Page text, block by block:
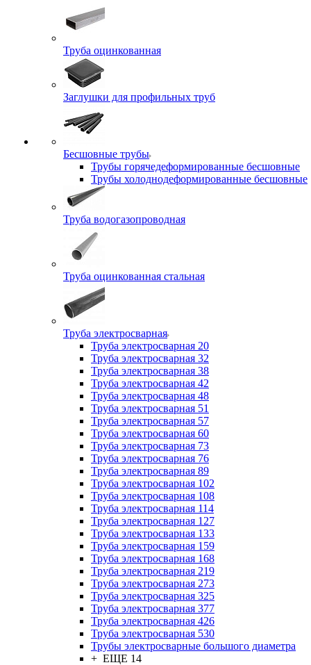
Труба оцинкованная
Заглушки для профильных труб
Бесшовные трубы
Трубы горячедеформированные бесшовные
Трубы холоднодеформированные бесшовные
Труба водогазопроводная
Труба оцинкованная стальная
Труба электросварная
Труба электросварная 20
Труба электросварная 32
Труба электросварная 38
Труба электросварная 42
Труба электросварная 48
Труба электросварная 51
Труба электросварная 57
Труба электросварная 60
Труба электросварная 73
Труба электросварная 76
Труба электросварная 89
Труба электросварная 102
Труба электросварная 108
Труба электросварная 114
Труба электросварная 127
Труба электросварная 133
Труба электросварная 159
Труба электросварная 168
Труба электросварная 219
Труба электросварная 273
Труба электросварная 325
Труба электросварная 377
Труба электросварная 426
Труба электросварная 530
Трубы электросварные большого диаметра
+ ЕЩЕ 14